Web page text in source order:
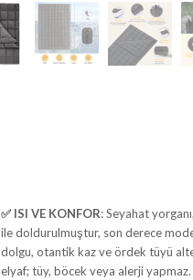
✅ ISI VE KONFOR: Seyahat
ile doldurulmuştur, son derece
dolgu, otantik kaz ve ördek tüyü
elyaf; tüy, böcek veya alerji